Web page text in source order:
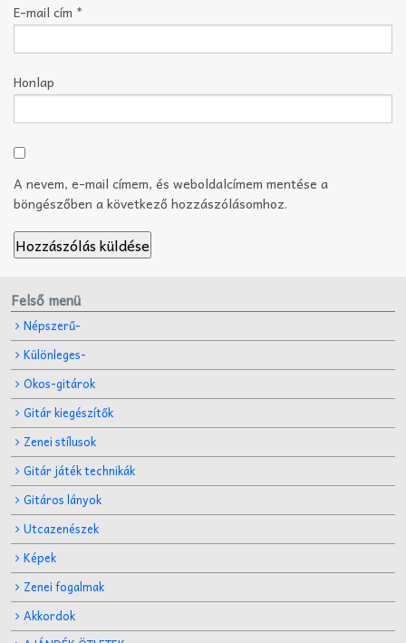
E-mail cím *
Honlap
A nevem, e-mail címem, és weboldalcímem mentése a
böngészőben a következő hozzászólásomhoz.
Felső menü
Népszerű-
Különleges-
Okos-gitárok
Gitár kiegészítők
Zenei stílusok
Gitár játék technikák
Gitáros lányok
Utcazenészek
Képek
Zenei fogalmak
Akkordok